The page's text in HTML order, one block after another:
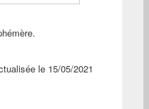
le 15/05/2021